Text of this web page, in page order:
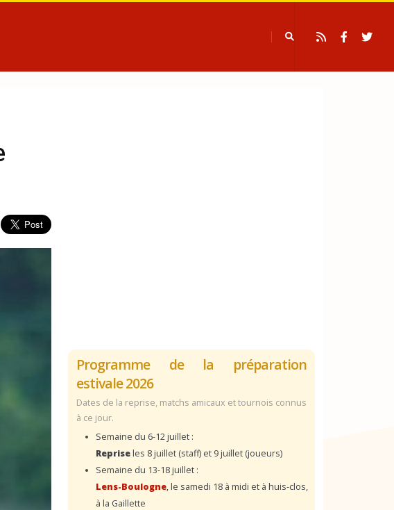
Programme de la préparation
estivale 2026
Dates de la reprise, matchs amicaux et tournois connus
à ce jour.
Semaine du 6-12 juillet :
Repriseles 8 juillet (staff) et 9 juillet (joueurs)
Semaine du 13-18 juillet :
Lens-Boulogne, le samedi 18 à midi et à huis-clos,
à la Gaillette